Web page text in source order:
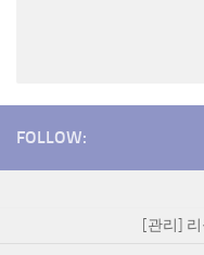
FOLLOW:
[관리]